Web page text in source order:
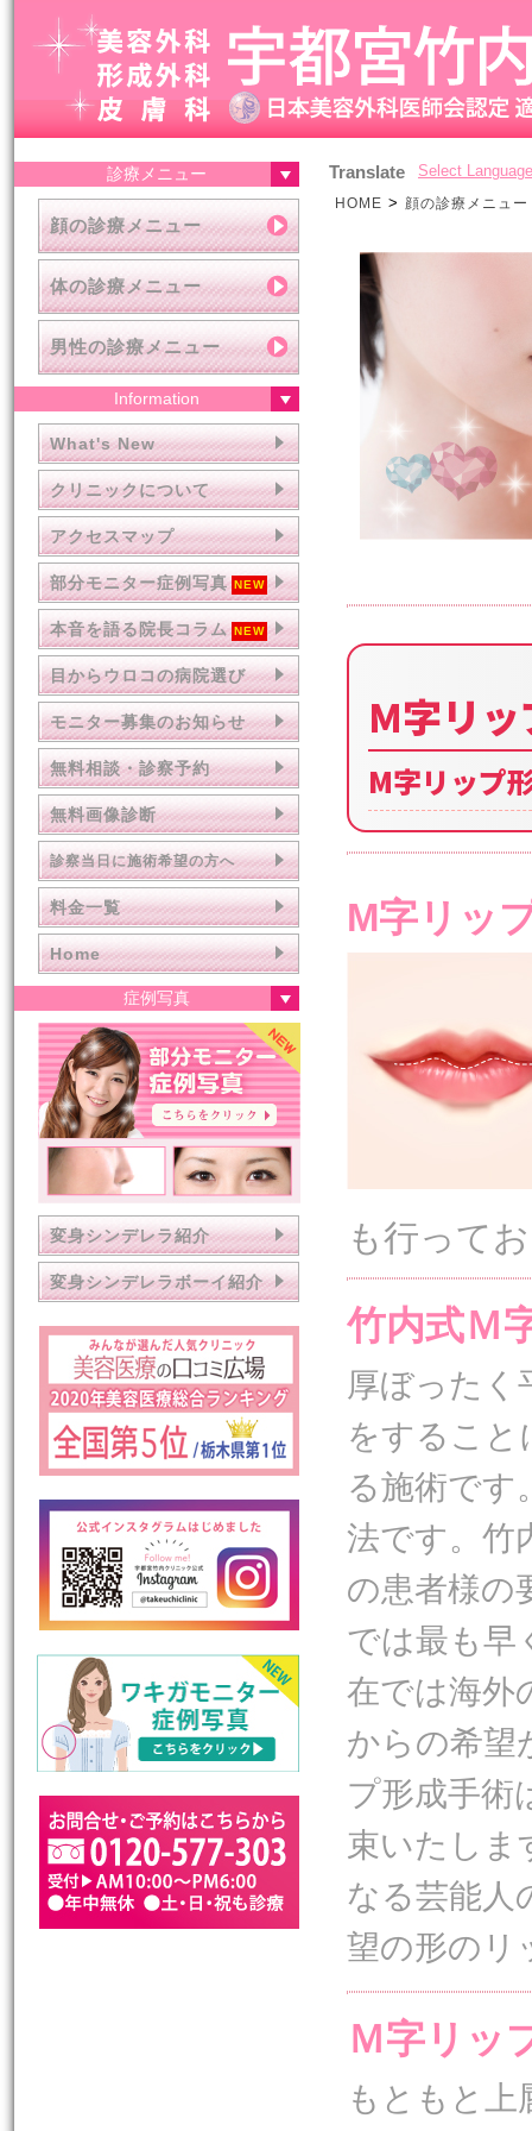
診療メニュー
顔の診療メニュー
体の診療メニュー
男性の診療メニュー
Information
What's New
クリニックについて
アクセスマップ
部分モニター症例写真
本音を語る院長コラム
目からウロコの病院選び
モニター募集のお知らせ
無料相談・診察予約
無料画像診断
診察当日に施術希望の方へ
料金一覧
Home
症例写真
変身シンデレラ紹介
変身シンデレラボーイ紹介
Translate Select Language
HOME > 顔の診療メニュー
M字リ
M字リップ
M字リッ
も行って
竹内式Ｍ
厚ぼったく
をすること
る施術です
法です。竹
の患者様の
では最も早
在では海外
からの希望
プ形成手術
束いたしま
なる芸能人
望の形のリ
Ｍ字リッ
もともと上